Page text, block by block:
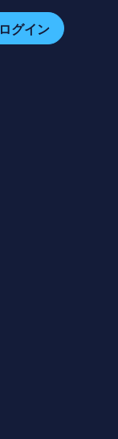
ログイン